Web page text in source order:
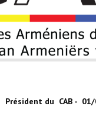
du CAB -